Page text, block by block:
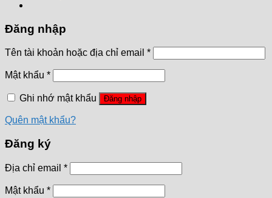
Đăng nhập
Tên tài khoản hoặc địa chỉ email *
Mật khẩu *
Ghi nhớ mật khẩu Đăng nhập
Quên mật khẩu?
Đăng ký
Địa chỉ email *
Mật khẩu *